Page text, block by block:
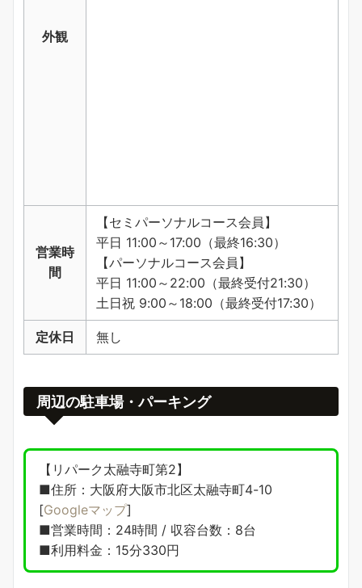
外観
営業時
間
【セミパーソナルコース会員】
平日 11:00～17:00（最終16:30）
【パーソナルコース会員】
平日 11:00～22:00（最終受付21:30）
土日祝 9:00～18:00（最終受付17:30）
定休日 無し
周辺の駐車場・パーキング
【リパーク太融寺町第2】
■住所：大阪府大阪市北区太融寺町4-10
[Googleマップ]
■営業時間：24時間 / 収容台数：8台
■利用料金：15分330円